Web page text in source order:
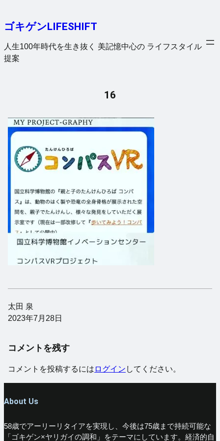
を
ス
キ
ゴキゲンLIFESHIFT
人生100年時代を生き抜く 美記憶中心の ライフスタイル
提案
16
太田 泉
2023年7月28日
コメントを残す
コメントを投稿するには ログイン してください。
About Us
58歳でアーリーリタイアを実現し、今後は75歳まで持続可能な
「ゴキゲン×ヤリガイの調和」をテーマにしています。経済的自